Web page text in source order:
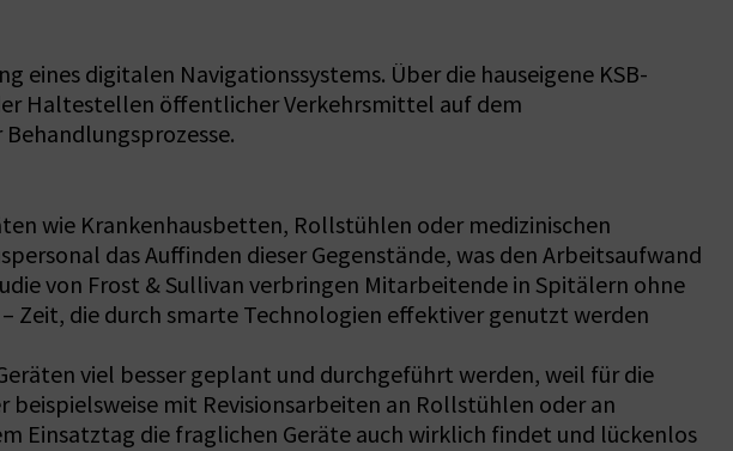
eines digitalen Navigationssystems. Über die hauseigene KSB-
Haltestellen öffentlicher Verkehrsmittel auf dem
wie Krankenhausbetten, Rollstühlen oder medizinischen
das Auffinden dieser Gegenstände, was den Arbeitsaufwand
von Frost & Sullivan verbringen Mitarbeitende in Spitälern ohne
Zeit, die durch smarte Technologien effektiver genutzt werden
viel besser geplant und durchgeführt werden, weil für die
mit Revisionsarbeiten an Rollstühlen oder an
Einsatztag die fraglichen Geräte auch wirklich findet und lückenlos